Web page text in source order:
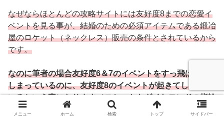
なぜならほとんどの攻略サイトには友好度8までの恋愛イ
ベントを見る事が、結婚のための必須アイテムである鍛冶
屋のロケット（ネックレス）販売の条件とされているから
です。
なのに筆者の場合友好度6＆7のイベントをすっ飛ばして
しまっているのに、友好度8のイベントが起きてしまって
いるという事になります（ロケットもダイヤモンドの指輪
も購入できてしまっているため）
メニュー ホーム 検索 トップ サイドバー